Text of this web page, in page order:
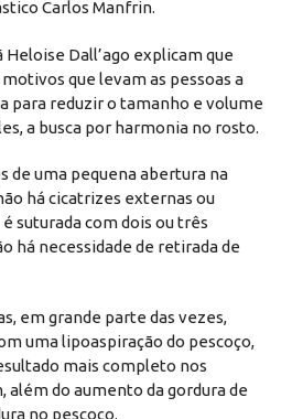
Carlos Manfrin.
Dall’ago explicam que
que levam as pessoas a
para reduzir o tamanho e volume
a busca por harmonia no rosto.
de uma pequena abertura na
há cicatrizes externas ou
suturada com dois ou três
há necessidade de retirada de
em grande parte das vezes,
uma lipoaspiração do pescoço,
mais completo nos
além do aumento da gordura de
no pescoço.